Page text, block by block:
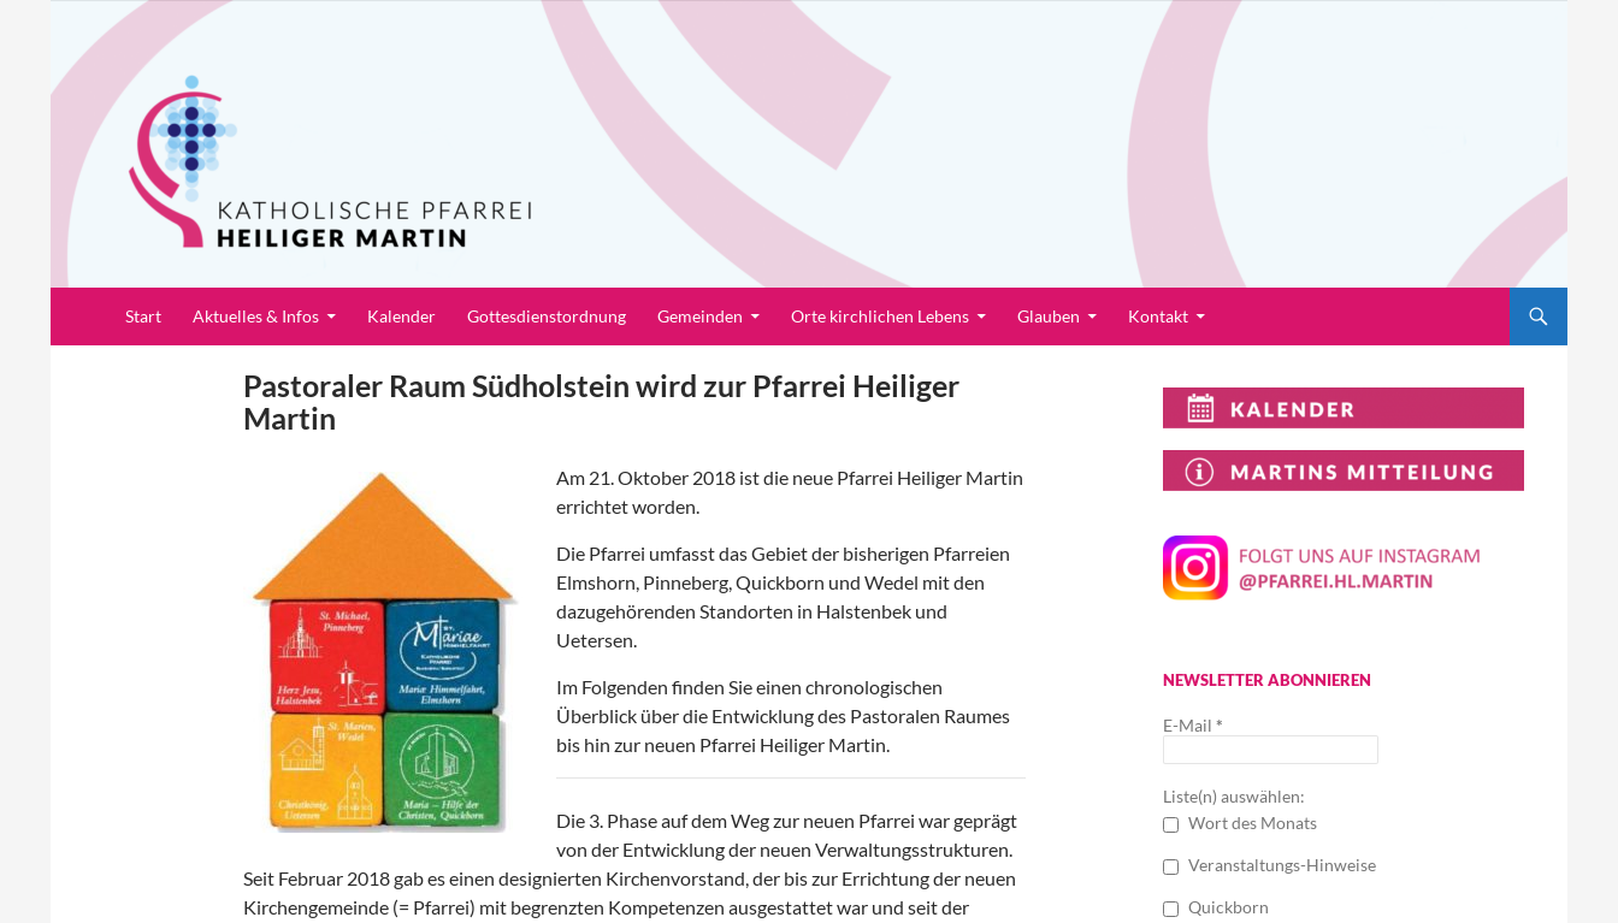
springen
Pfarrei Heiliger Martin
Start Aktuelles & Infos Kalender Gottesdienstordnung Gemeinden Orte kirchlichen Lebens Glauben Kontakt
Pastoraler Raum Südholstein wird zur Pfarrei Heiliger
Martin
Am 21. Oktober 2018 ist die neue Pfarrei Heiliger Martin
errichtet worden.
Die Pfarrei umfasst das Gebiet der bisherigen Pfarreien
Elmshorn, Pinneberg, Quickborn und Wedel mit den
dazugehörenden Standorten in Halstenbek und
Uetersen.
Im Folgenden finden Sie einen chronologischen
Überblick über die Entwicklung des Pastoralen Raumes
bis hin zur neuen Pfarrei Heiliger Martin.
Die 3. Phase auf dem Weg zur neuen Pfarrei war geprägt
von der Entwicklung der neuen Verwaltungsstrukturen.
Seit Februar 2018 gab es einen designierten Kirchenvorstand, der bis zur Errichtung der neuen
Kirchengemeinde (= Pfarrei) mit begrenzten Kompetenzen ausgestattet war und seit der
NEWSLETTER ABONNIEREN
E-Mail *
Liste(n) auswählen:
Wort des Monats
Veranstaltungs-Hinweise
Quickborn